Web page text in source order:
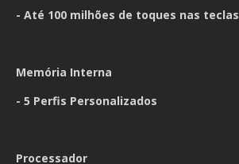
- Até 100 milhões de toques nas teclas
Memória Interna
- 5 Perfis Personalizados
Processador